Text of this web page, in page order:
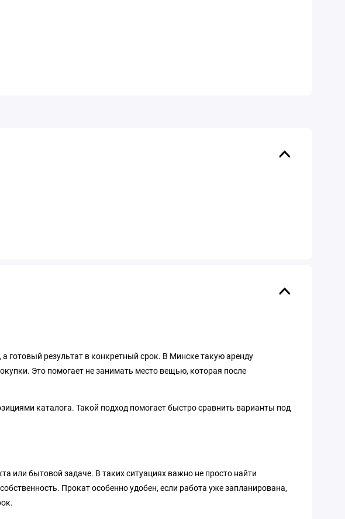
готовый результат в конкретный срок. В Минске такую аренду
Это помогает не занимать место вещью, которая после
каталога. Такой подход помогает быстро сравнить варианты под
или бытовой задаче. В таких ситуациях важно не просто найти
Прокат особенно удобен, если работа уже запланирована,